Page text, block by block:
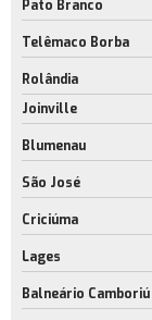
Pato Branco
Telêmaco Borba
Rolândia
Joinville
Blumenau
São José
Criciúma
Lages
Balneário Camboriú